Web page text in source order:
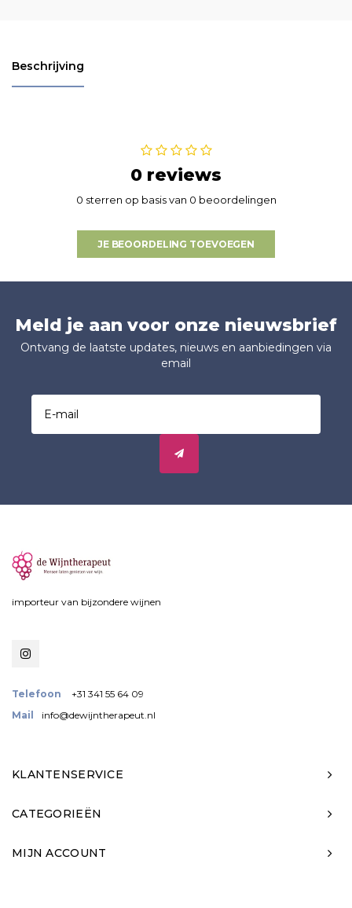
Beschrijving
0 reviews
0 sterren op basis van 0 beoordelingen
JE BEOORDELING TOEVOEGEN
Meld je aan voor onze nieuwsbrief
Ontvang de laatste updates, nieuws en aanbiedingen via
email
importeur van bijzondere wijnen
Telefoon
+31 341 55 64 09
Mail
info@dewijntherapeut.nl
KLANTENSERVICE
CATEGORIEËN
MIJN ACCOUNT